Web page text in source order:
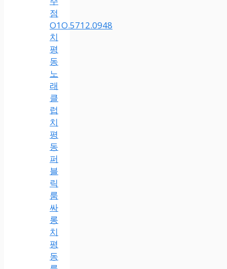
점
O1O.5712.0948
치
평
동
노
래
클
럽
치
평
동
퍼
블
릭
룸
싸
롱
치
평
동